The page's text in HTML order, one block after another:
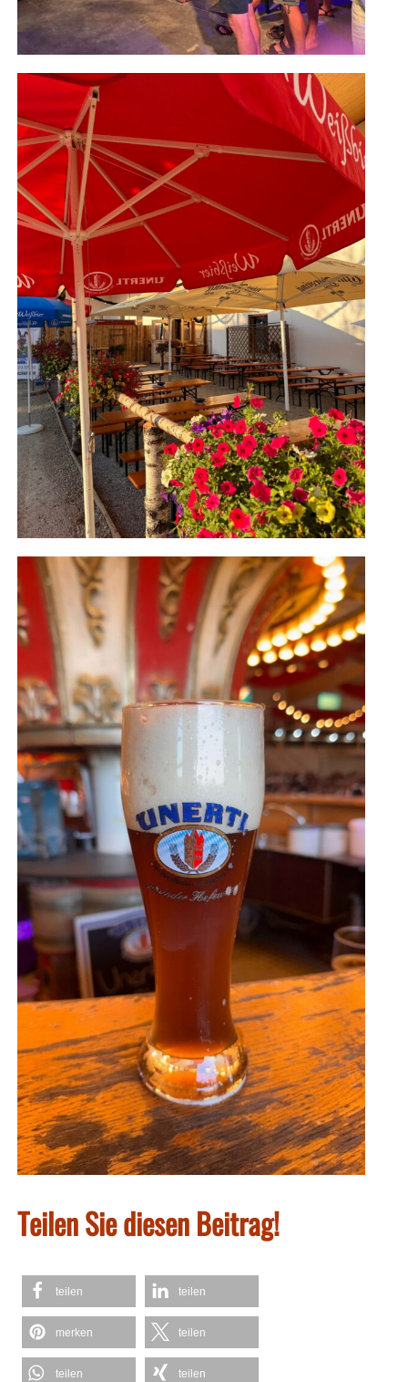
Teilen Sie diesen Beitrag!
teilen teilen
merken teilen
teilen teilen